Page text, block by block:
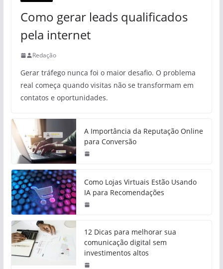
Como gerar leads qualificados
pela internet
Redação
Gerar tráfego nunca foi o maior desafio. O problema
real começa quando visitas não se transformam em
contatos e oportunidades.
A Importância da Reputação Online
para Conversão
Como Lojas Virtuais Estão Usando
IA para Recomendações
12 Dicas para melhorar sua
comunicação digital sem
investimentos altos